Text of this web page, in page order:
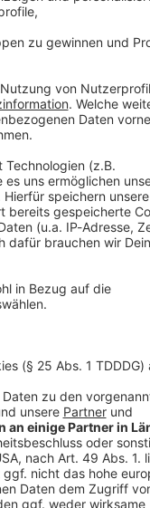
Der
hohen
konnte nur
Angaben.
einer
wollten
der Begleiter
ins Tal
üblich in
Jahren